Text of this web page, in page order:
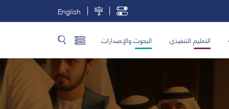
English
التعليم التنفيذي البحوث والإصدارات